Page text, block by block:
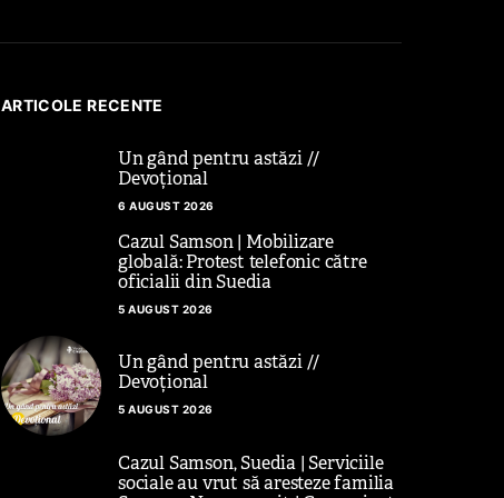
ARTICOLE RECENTE
Un gând pentru astăzi //
Devoțional
6 AUGUST 2026
Cazul Samson | Mobilizare
globală: Protest telefonic către
oficialii din Suedia
5 AUGUST 2026
Un gând pentru astăzi //
Devoțional
5 AUGUST 2026
Cazul Samson, Suedia | Serviciile
sociale au vrut să aresteze familia